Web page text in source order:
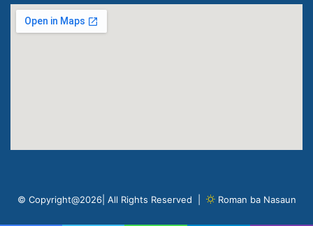
© Copyright@2026| All Rights Reserved | Roman ba Nasaun